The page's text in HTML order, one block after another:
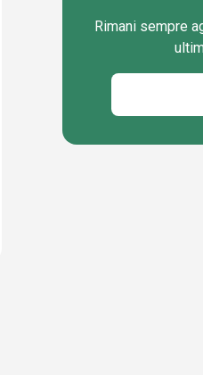
Rimani sempre